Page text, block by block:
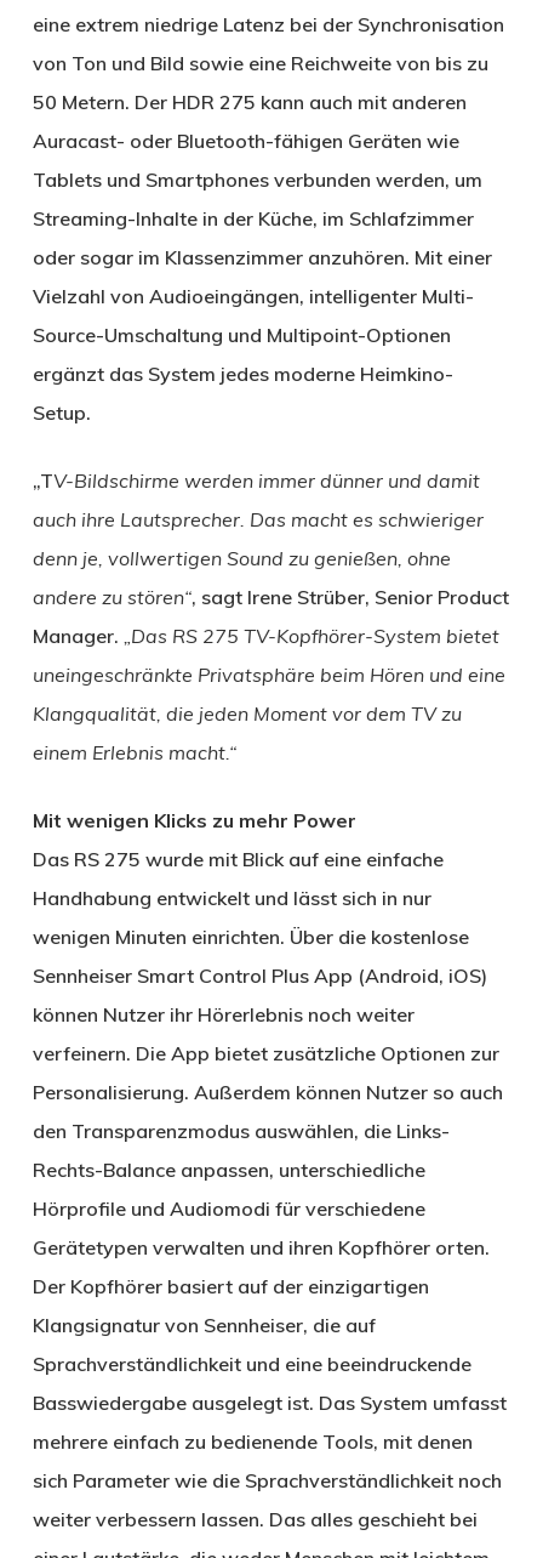
eine extrem niedrige Latenz bei der Synchronisation
von Ton und Bild sowie eine Reichweite von bis zu
50 Metern. Der HDR 275 kann auch mit anderen
Auracast- oder Bluetooth-fähigen Geräten wie
Tablets und Smartphones verbunden werden, um
Streaming-Inhalte in der Küche, im Schlafzimmer
oder sogar im Klassenzimmer anzuhören. Mit einer
Vielzahl von Audioeingängen, intelligenter Multi-
Source-Umschaltung und Multipoint-Optionen
ergänzt das System jedes moderne Heimkino-
Setup.
„TV-Bildschirme werden immer dünner und damit
auch ihre Lautsprecher. Das macht es schwieriger
denn je, vollwertigen Sound zu genießen, ohne
andere zu stören“, sagt Irene Strüber, Senior Product
Manager. „Das RS 275 TV-Kopfhörer-System bietet
uneingeschränkte Privatsphäre beim Hören und eine
Klangqualität, die jeden Moment vor dem TV zu
einem Erlebnis macht.“
Mit wenigen Klicks zu mehr Power
Das RS 275 wurde mit Blick auf eine einfache
Handhabung entwickelt und lässt sich in nur
wenigen Minuten einrichten. Über die kostenlose
Sennheiser Smart Control Plus App (Android, iOS)
können Nutzer ihr Hörerlebnis noch weiter
verfeinern. Die App bietet zusätzliche Optionen zur
Personalisierung. Außerdem können Nutzer so auch
den Transparenzmodus auswählen, die Links-
Rechts-Balance anpassen, unterschiedliche
Hörprofile und Audiomodi für verschiedene
Gerätetypen verwalten und ihren Kopfhörer orten.
Der Kopfhörer basiert auf der einzigartigen
Klangsignatur von Sennheiser, die auf
Sprachverständlichkeit und eine beeindruckende
Basswiedergabe ausgelegt ist. Das System umfasst
mehrere einfach zu bedienende Tools, mit denen
sich Parameter wie die Sprachverständlichkeit noch
weiter verbessern lassen. Das alles geschieht bei